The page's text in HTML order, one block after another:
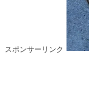
スポンサーリンク